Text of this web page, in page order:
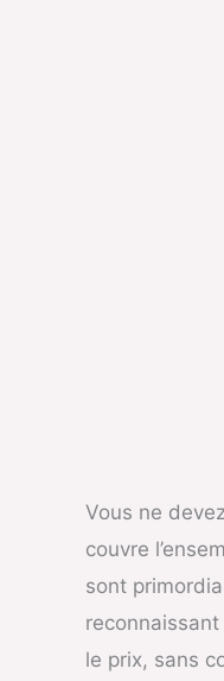
Vous ne
couvre
sont
le prix, sans